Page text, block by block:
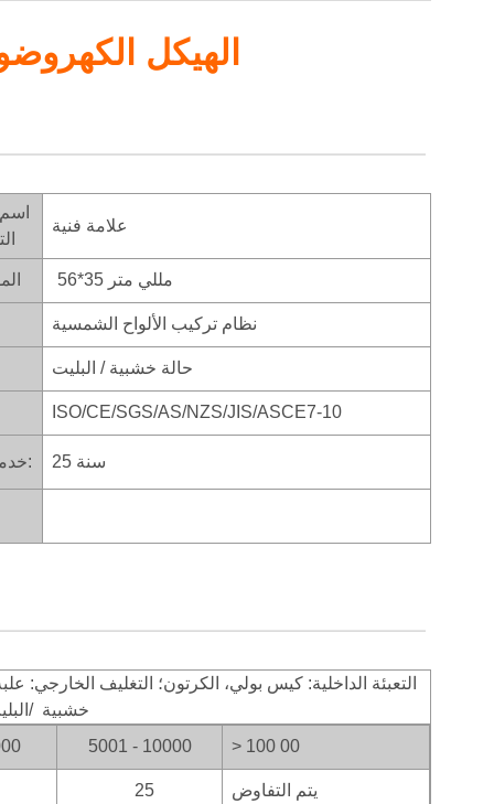
الهيكل
علامة فنية
56*35 مللي متر
نظام تركيب الألواح الشمسية
حالة خشبية / البليت
ISO/CE/SGS/AS/NZS/JIS/ASCE7-10
خدمة الحياة: 25 سنة
خشبية /
5001 - 10000 > 100 00
25 يتم التفاوض